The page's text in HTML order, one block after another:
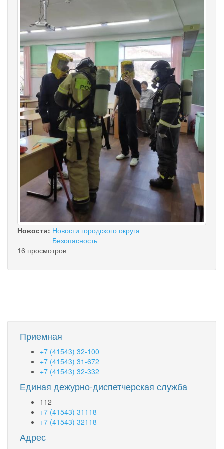
Новости: Новости городского округа
Безопасность
16 просмотров
Приемная
+7 (41543) 32-100
+7 (41543) 31-672
+7 (41543) 32-332
Единая дежурно-диспетчерская служба
112
+7 (41543) 31118
+7 (41543) 32118
Адрес